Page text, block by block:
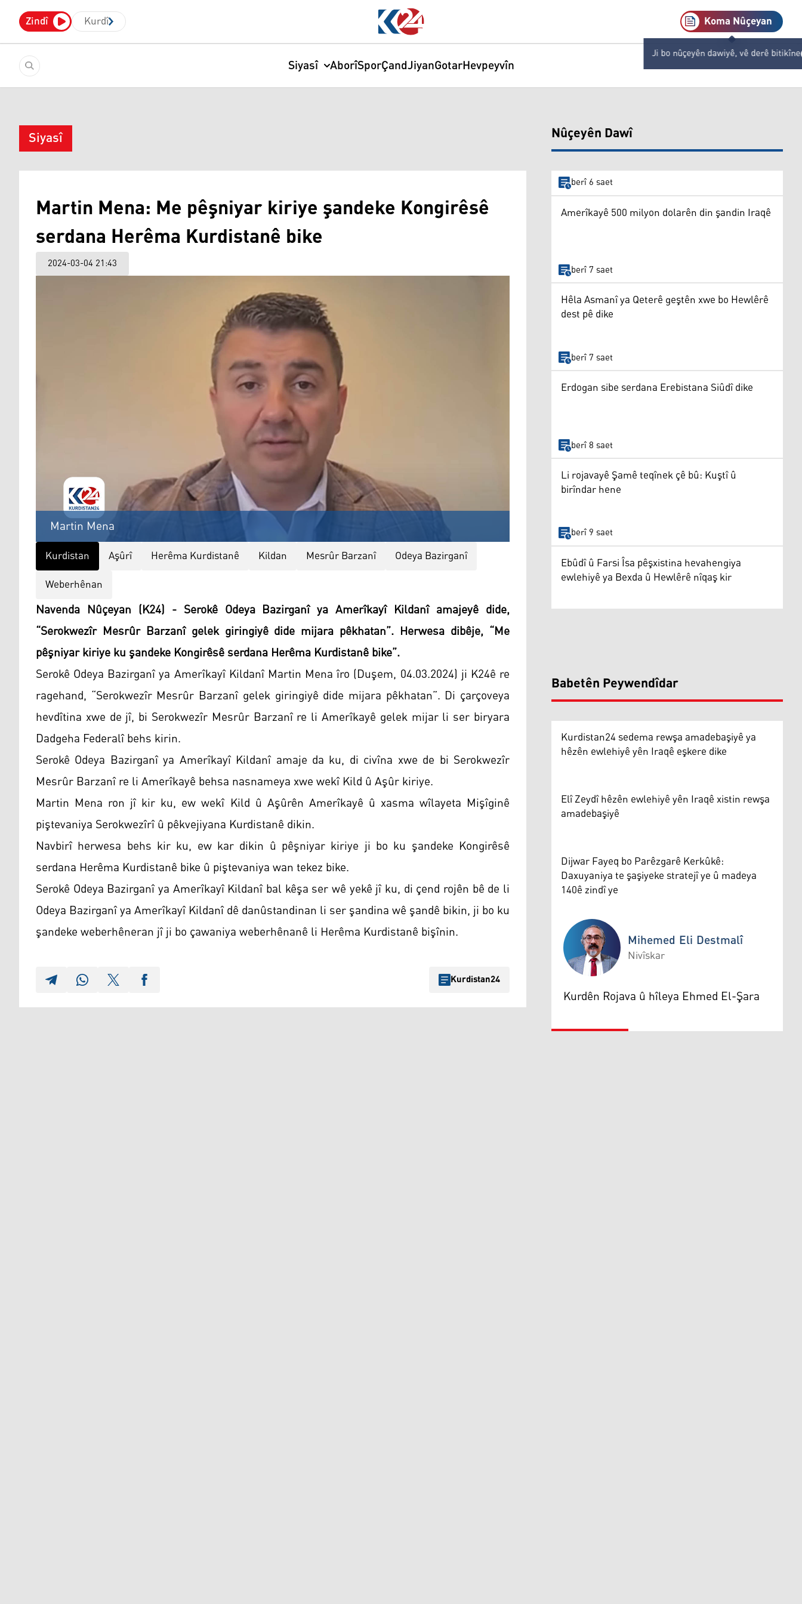
Zindî Kurdî Koma Nûçeyan
Ji bo nûçeyên dawiyê, vê derê bitikîne
Siyasî AborîSporÇandJiyanGotarHevpeyvîn
Siyasî
Martin Mena: Me pêşniyar kiriye şandeke Kongirêsê
serdana Herêma Kurdistanê bike
2024-03-04 21:43
Martin Mena
Kurdistan Aşûrî Herêma Kurdistanê Kildan Mesrûr Barzanî
Odeya Bazirganî
Weberhênan
Navenda Nûçeyan (K24) - Serokê Odeya Bazirganî ya Amerîkayî Kildanî amajeyê dide,
“Serokwezîr Mesrûr Barzanî gelek giringiyê dide mijara pêkhatan”. Herwesa dibêje, “Me
pêşniyar kiriye ku şandeke Kongirêsê serdana Herêma Kurdistanê bike”.
Serokê Odeya Bazirganî ya Amerîkayî Kildanî Martin Mena îro (Duşem, 04.03.2024) ji K24ê re
ragehand, “Serokwezîr Mesrûr Barzanî gelek giringiyê dide mijara pêkhatan”. Di çarçoveya
hevdîtina xwe de jî, bi Serokwezîr Mesrûr Barzanî re li Amerîkayê gelek mijar li ser biryara
Dadgeha Federalî behs kirin.
Serokê Odeya Bazirganî ya Amerîkayî Kildanî amaje da ku, di civîna xwe de bi Serokwezîr
Mesrûr Barzanî re li Amerîkayê behsa nasnameya xwe wekî Kild û Aşûr kiriye.
Martin Mena ron jî kir ku, ew wekî Kild û Aşûrên Amerîkayê û xasma wîlayeta Mişîginê
piştevaniya Serokwezîrî û pêkvejiyana Kurdistanê dikin.
Navbirî herwesa behs kir ku, ew kar dikin û pêşniyar kiriye ji bo ku şandeke Kongirêsê
serdana Herêma Kurdistanê bike û piştevaniya wan tekez bike.
Serokê Odeya Bazirganî ya Amerîkayî Kildanî bal kêşa ser wê yekê jî ku, di çend rojên bê de li
Odeya Bazirganî ya Amerîkayî Kildanî dê danûstandinan li ser şandina wê şandê bikin, ji bo ku
şandeke weberhêneran jî ji bo çawaniya weberhênanê li Herêma Kurdistanê bişînin.
Kurdistan24
Nûçeyên Dawî
berî 6 saet
Amerîkayê 500 milyon dolarên din şandin Iraqê
berî 7 saet
Hêla Asmanî ya Qeterê geştên xwe bo Hewlêrê
dest pê dike
berî 7 saet
Erdogan sibe serdana Erebistana Siûdî dike
berî 8 saet
Li rojavayê Şamê teqînek çê bû: Kuştî û
birîndar hene
berî 9 saet
Ebûdî û Farsi Îsa pêşxistina hevahengiya
ewlehiyê ya Bexda û Hewlêrê nîqaş kir
Babetên Peywendîdar
Kurdistan24 sedema rewşa amadebaşiyê ya
hêzên ewlehiyê yên Iraqê eşkere dike
Elî Zeydî hêzên ewlehiyê yên Iraqê xistin rewşa
amadebaşiyê
Dijwar Fayeq bo Parêzgarê Kerkûkê:
Daxuyaniya te şaşiyeke stratejî ye û madeya
140ê zindî ye
Mihemed Eli Destmalî
Mihemed Eli Destmalî
Nivîskar
Kurdên Rojava û hîleya Ehmed El-Şara